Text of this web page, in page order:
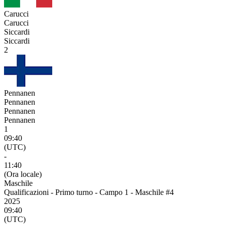
Carucci
Carucci
Siccardi
Siccardi
2
Pennanen
Pennanen
Pennanen
Pennanen
1
09:40
(UTC)
-
11:40
(Ora locale)
Maschile
Qualificazioni - Primo turno - Campo 1 - Maschile #4
2025
09:40
(UTC)